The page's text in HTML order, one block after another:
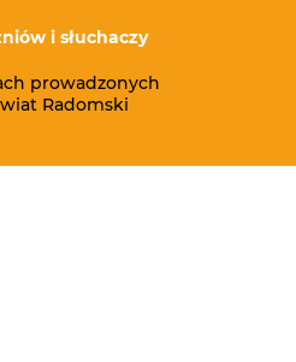
i słuchaczy
prowadzonych
Radomski